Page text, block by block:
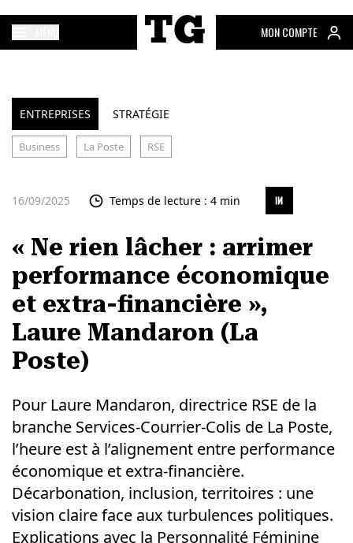
MON COMPTE
ENTREPRISES STRATÉGIE
Business La Poste RSE
16/09/2025 Temps de lecture : 4 min
« Ne rien lâcher : arrimer
performance économique
et extra-financière »,
Laure Mandaron (La
Poste)
Pour Laure Mandaron, directrice RSE de la
branche Services-Courrier-Colis de La Poste,
l’heure est à l’alignement entre performance
économique et extra-financière.
Décarbonation, inclusion, territoires : une
vision claire face aux turbulences politiques.
Explications avec la Personnalité Féminine